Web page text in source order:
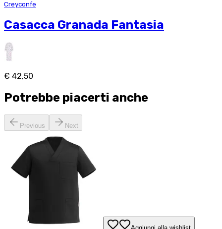
Creyconfe
Casacca Granada Fantasia
€ 42,50
Potrebbe piacerti anche
Previous Next